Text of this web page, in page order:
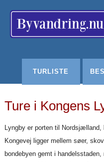
TURLISTE
Ture i Kongens
Lyngby er porten til Nordsjælland,
Kongevej ligger mellem søer,
bondebyen gemt i handelsstaden,